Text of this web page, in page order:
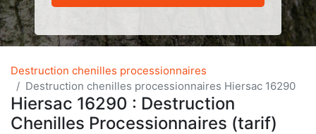
Destruction chenilles processionnaires
Destruction chenilles processionnaires Hiersac 16290
Hiersac 16290 : Destruction
Chenilles Processionnaires (tarif)